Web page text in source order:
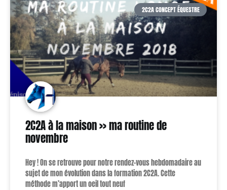
2C2A CONCEPT ÉQUESTRE
2C2A à la maison >> ma routine de
novembre
Hey ! On se retrouve pour notre rendez-vous hebdomadaire au
sujet de mon évolution dans la formation 2C2A. Cette
méthode m’apport un oeil tout neuf